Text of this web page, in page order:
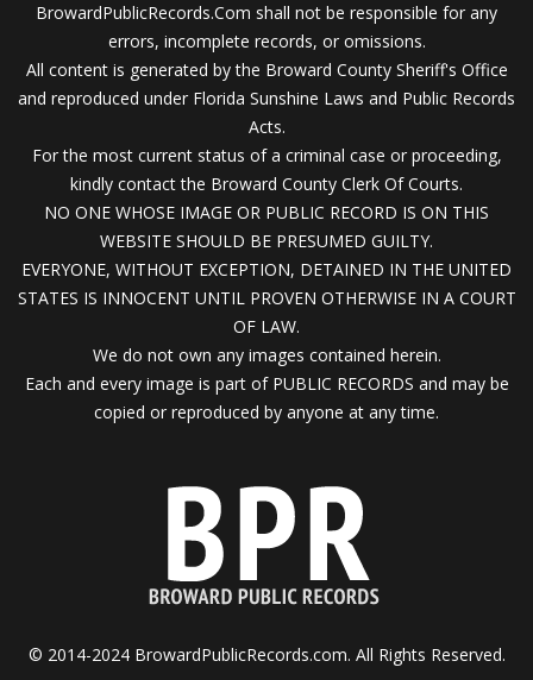
BrowardPublicRecords.Com shall not be responsible for any
errors, incomplete records, or omissions.
All content is generated by the Broward County Sheriff's Office
and reproduced under Florida Sunshine Laws and Public Records
Acts.
For the most current status of a criminal case or proceeding,
kindly contact the Broward County Clerk Of Courts.
NO ONE WHOSE IMAGE OR PUBLIC RECORD IS ON THIS
WEBSITE SHOULD BE PRESUMED GUILTY.
EVERYONE, WITHOUT EXCEPTION, DETAINED IN THE UNITED
STATES IS INNOCENT UNTIL PROVEN OTHERWISE IN A COURT
OF LAW.
We do not own any images contained herein.
Each and every image is part of PUBLIC RECORDS and may be
copied or reproduced by anyone at any time.
© 2014-2024 BrowardPublicRecords.com. All Rights Reserved.